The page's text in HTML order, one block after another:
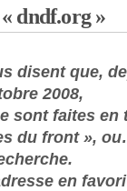
dndf.org »
disent que,
2008,
sont faites en
du front »,
en